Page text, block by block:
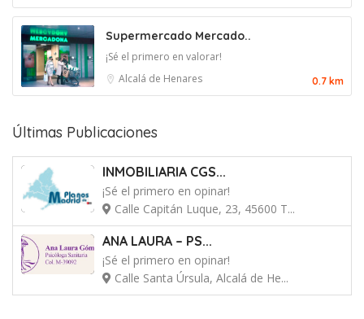
Supermercado Mercado..
¡Sé el primero en valorar!
Alcalá de Henares
0.7 km
Últimas Publicaciones
INMOBILIARIA CGS...
¡Sé el primero en opinar!
Calle Capitán Luque, 23, 45600 T...
ANA LAURA – PS...
¡Sé el primero en opinar!
Calle Santa Úrsula, Alcalá de He...